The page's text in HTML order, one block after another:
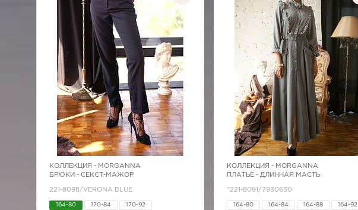
КОЛЛЕКЦИЯ - MORGANNA
БРЮКИ - СЕКСТ-МАЖОР
221-8098/VERONA BLUE
164-80 170-84 170-92
КОЛЛЕКЦИЯ - MORGANNA
ПЛАТЬЕ - ДЛИННАЯ МАСТЬ
*221-8091/7930630
164-80 164-84 164-88 164-92